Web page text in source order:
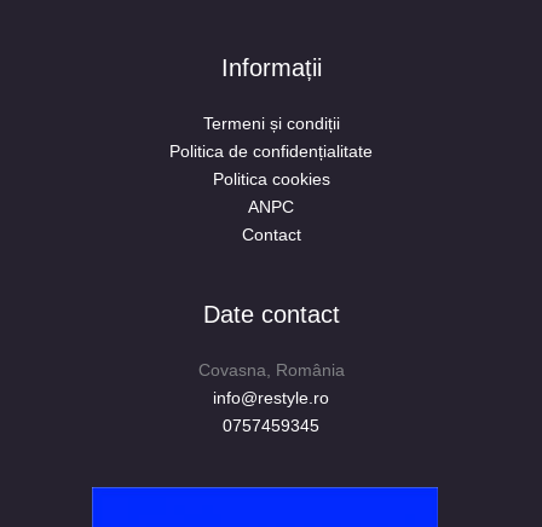
Informații
Termeni și condiții
Politica de confidențialitate
Politica cookies
ANPC
Contact
Date contact
Covasna, România
info@restyle.ro
0757459345